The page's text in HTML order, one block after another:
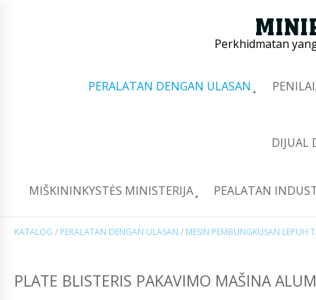
Perkhidmatan
PERALATAN DENGAN ULASAN
DIJUAL
MIŠKININKYSTĖS MINISTERIJA PEALATAN
KATALOG / PERALATAN DENGAN ULASAN / MESIN PEMBUNGKUSAN LEPUH
PLATE BLISTERIS PAKAVIMO MAŠINA